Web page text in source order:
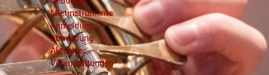
Mietinstrumente
Anmeldung
Abmeldung
Aktuelles
Veranstaltungen